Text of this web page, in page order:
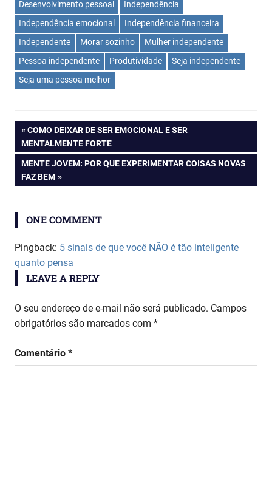
Desenvolvimento pessoal
Independência
Independência emocional
Independência financeira
Independente
Morar sozinho
Mulher independente
Pessoa independente
Produtividade
Seja independente
Seja uma pessoa melhor
Navegação
de
Post
PREVIOUS
POST:
COMO DEIXAR DE SER EMOCIONAL E SER
MENTALMENTE FORTE
NEXT
POST:
MENTE JOVEM: POR QUE EXPERIMENTAR COISAS NOVAS
FAZ BEM
ONE COMMENT
Pingback: 5 sinais de que você NÃO é tão inteligente
quanto pensa
LEAVE A REPLY
O seu endereço de e-mail não será publicado. Campos
obrigatórios são marcados com *
Comentário *